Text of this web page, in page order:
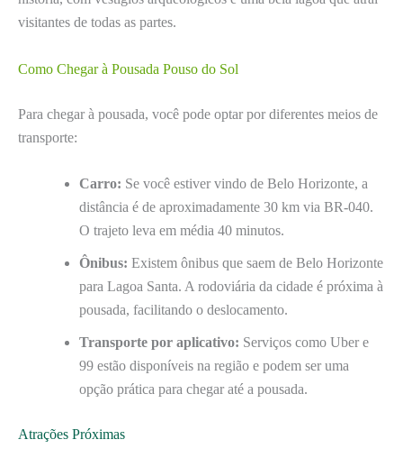
visitantes de todas as partes.
Como Chegar à Pousada Pouso do Sol
Para chegar à pousada, você pode optar por diferentes meios de
transporte:
Carro: Se você estiver vindo de Belo Horizonte, a
distância é de aproximadamente 30 km via BR-040.
O trajeto leva em média 40 minutos.
Ônibus: Existem ônibus que saem de Belo Horizonte
para Lagoa Santa. A rodoviária da cidade é próxima à
pousada, facilitando o deslocamento.
Transporte por aplicativo: Serviços como Uber e
99 estão disponíveis na região e podem ser uma
opção prática para chegar até a pousada.
Atrações Próximas